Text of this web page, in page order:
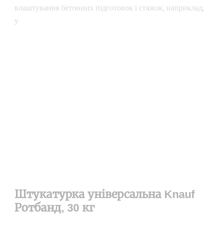
влаштування бетонних підготовок і стяжок, наприклад,
у
Штукатурка універсальна Knauf
Ротбанд, 30 кг